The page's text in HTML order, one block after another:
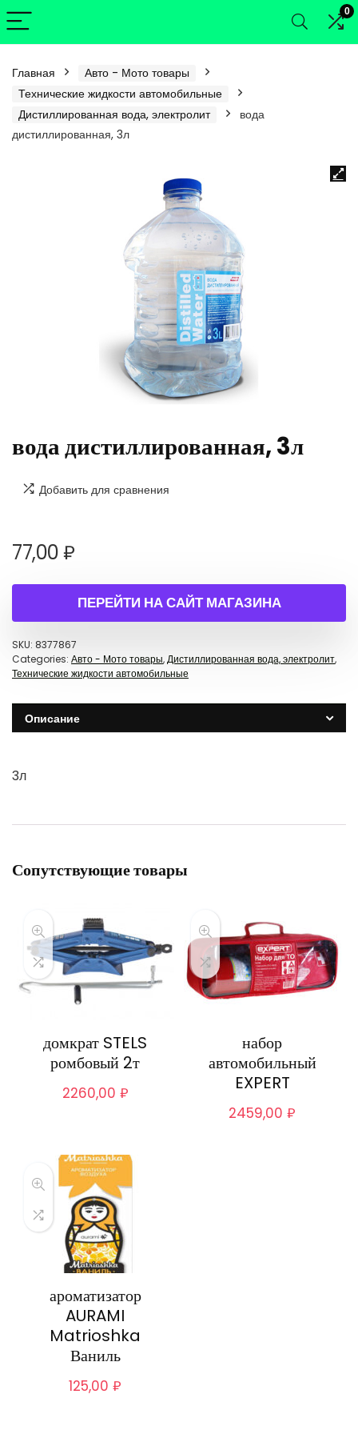
0
Главная
Авто - Мото товары
Технические жидкости автомобильные
Дистиллированная вода, электролит
вода
дистиллированная, 3л
вода дистиллированная, 3л
Добавить для сравнения
77,00₽
ПЕРЕЙТИ НА САЙТ МАГАЗИНА
SKU: 8377867
Categories: Авто - Мото товары,Дистиллированная вода, электролит,
Технические жидкости автомобильные
Описание
3л
Сопутствующие товары
домкрат STELS
ромбовый 2т
2260,00 ₽
набор
автомобильный
EXPERT
2459,00₽
ароматизатор
AURAMI
Matrioshka
Ваниль
125,00₽